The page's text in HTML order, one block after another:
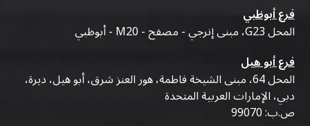
فرع أبوظبي
المحل G23، مبنى إنرجي - مصفح - M20 - أبوظبي
فرع أبو هيل
المحل 64، مبنى الشيخة فاطمة، هور العنز شرق، أبو هيل، ديرة،
دبي، الإمارات العربية المتحدة
ص.ب: 99070